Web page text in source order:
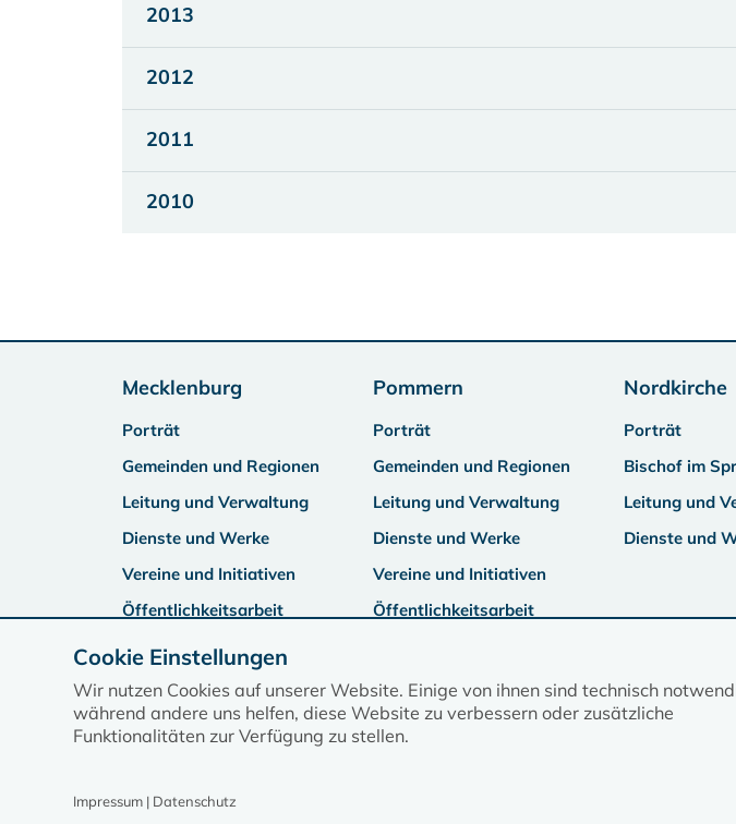
2013
2012
2011
2010
Mecklenburg
Porträt
Gemeinden und Regionen
Leitung und Verwaltung
Dienste und Werke
Vereine und Initiativen
Öffentlichkeitsarbeit
Pommern
Porträt
Gemeinden und Regionen
Leitung und Verwaltung
Dienste und Werke
Vereine und Initiativen
Öffentlichkeitsarbeit
Nordkirche
Porträt
Bischof im
Leitung und
Dienste und
Cookie Einstellungen
Wir nutzen Cookies auf unserer Website. Einige von ihnen sind technisch
während andere uns helfen, diese Website zu verbessern oder zusätzliche
Funktionalitäten zur Verfügung zu stellen.
Impressum | Datenschutz